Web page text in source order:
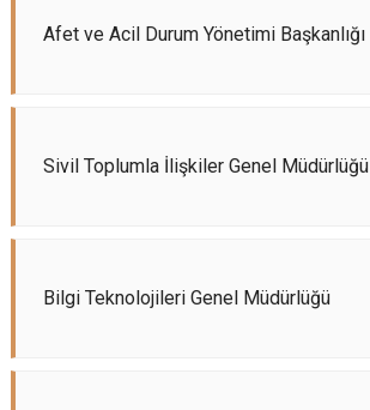
Afet ve Acil Durum Yönetimi Başkanlığı
Sivil Toplumla İlişkiler Genel Müdürlüğü
Bilgi Teknolojileri Genel Müdürlüğü